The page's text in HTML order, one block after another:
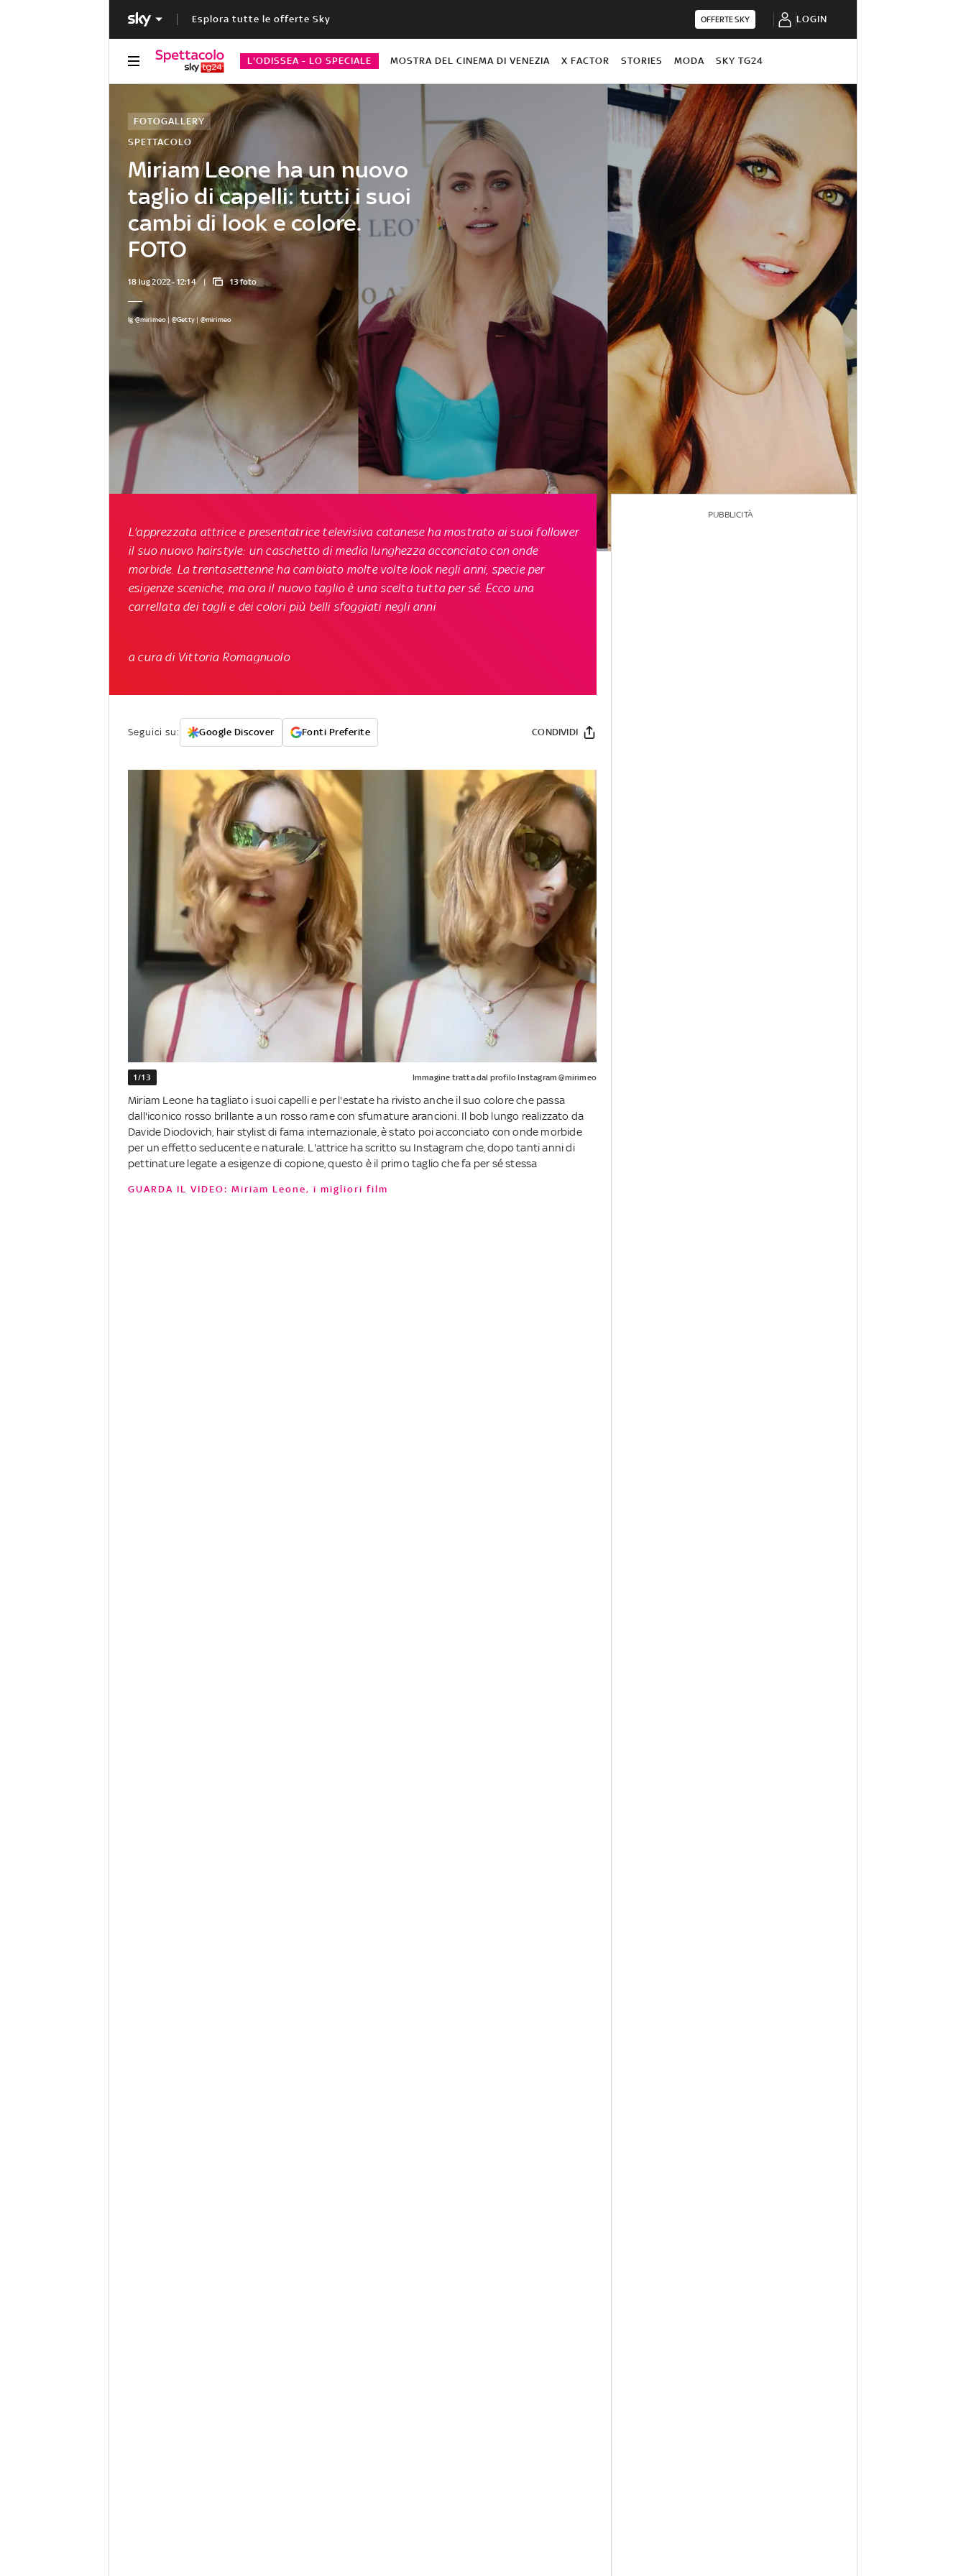
Esplora tutte le offerte Sky OFFERTE SKY LOGIN
L'ODISSEA - LO SPECIALE MOSTRA DEL CINEMA DI VENEZIA X FACTOR STORIES MODA SKY TG24
Miriam Leone ha un nuovo
taglio di capelli: tutti i suoi
cambi di look e colore.
FOTO
SPETTACOLO
FOTOGALLERY
18 lug 2022 - 12:14 13 foto
Ig @mirimeo | @Getty | @mirimeo
L'apprezzata attrice e presentatrice televisiva catanese ha mostrato ai suoi follower
il suo nuovo hairstyle: un caschetto di media lunghezza acconciato con onde
morbide. La trentasettenne ha cambiato molte volte look negli anni, specie per
esigenze sceniche, ma ora il nuovo taglio è una scelta tutta per sé. Ecco una
carrellata dei tagli e dei colori più belli sfoggiati negli anni
a cura di Vittoria Romagnuolo
Seguici su: Google Discover Fonti Preferite CONDIVIDI
1/13 Immagine tratta dal profilo Instagram @mirimeo
Miriam Leone ha tagliato i suoi capelli e per l'estate ha rivisto anche il suo colore che passa
dall'iconico rosso brillante a un rosso rame con sfumature arancioni. Il bob lungo realizzato da
Davide Diodovich, hair stylist di fama internazionale, è stato poi acconciato con onde morbide
per un effetto seducente e naturale. L'attrice ha scritto su Instagram che, dopo tanti anni di
pettinature legate a esigenze di copione, questo è il primo taglio che fa per sé stessa
GUARDA IL VIDEO: Miriam Leone, i migliori film
PUBBLICITÀ